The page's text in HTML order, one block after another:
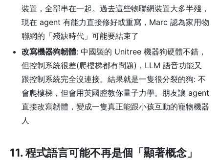
裝置，全部串在一起。過去這些物聯網裝置大多半殘，
現在 agent 有能力直接修好或重寫，Marc 認為家用物
聯網的「殘缺時代」可能要結束了
改寫機器狗韌體: 中國製的 Unitree 機器狗硬體不錯，
但控制系統很差(爬樓梯都有問題)，LLM 語音功能又
跟控制系統完全沒連接。結果就是一隻很分裂的狗: 不
會爬樓梯，但會用英國腔教你量子力學。朋友讓 agent
直接改寫韌體，變成一隻真正能跟小孩互動的寵物機器
人
11. 程式語言可能不再是個「顯著概念」